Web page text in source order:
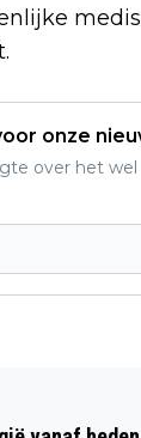
onze
over het
DE